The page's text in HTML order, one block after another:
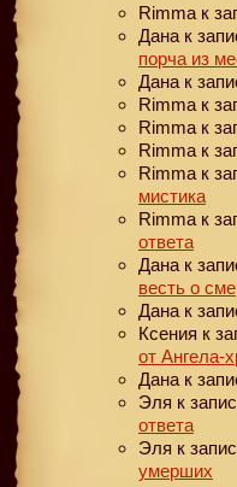
Rimma к
Дана к
порча из
Дана к
Rimma к
Rimma к
Rimma к
Rimma к
мистика
Rimma к
ответа
Дана к
весть о
Дана к
Ксения к
от Ангела-
Дана к
Эля к
ответа
Эля к
умерших